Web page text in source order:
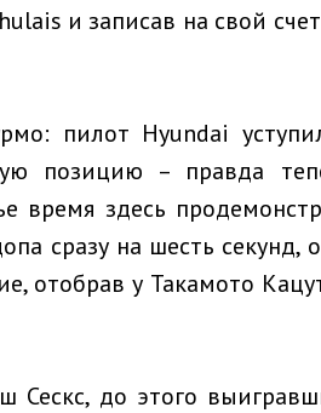
и записав на свой
пилот Hyundai
позицию – правда
время здесь
сразу на шесть секунд,
отобрав у Такамото
до этого